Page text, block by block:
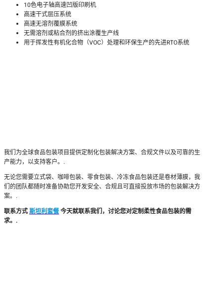
10色电子轴高速凹版印刷机
高速干式层压系统
高速无溶剂覆膜系统
无需溶剂或粘合剂的挤出涂覆生产线
用于挥发性有机化合物（VOC）处理和环保生产的先进RTO系统
我们为全球食品包装项目提供定制化包装解决方案、合规文件以及可靠的生
产能力，以支持客户。.
无论您需要立式袋、咖啡包装、零食包装、冷冻食品包装还是卷材薄膜，我
们的团队都随时准备协助您开发安全、合规且可直接投放市场的包装解决方
案。.
联系方式斯坦利套餐今天就联系我们，讨论您对定制柔性食品包装的需
求。.